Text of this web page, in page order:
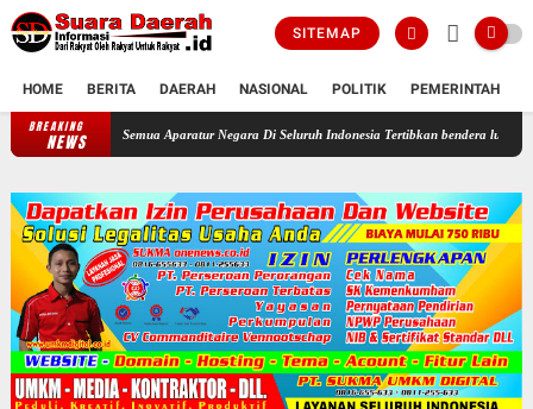
SITEMAP
HOME BERITA DAERAH NASIONAL POLITIK PEMERINTAH
BREAKING
NEWS
Semua Aparatur Negara Di Seluruh Indonesia Tertibkan bendera luntur kusam